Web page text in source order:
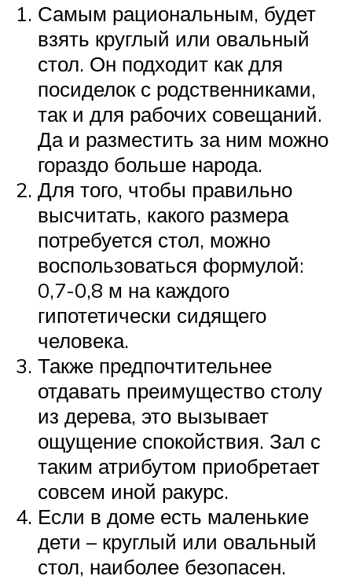
Самым рациональным, будет
взять круглый или овальный
стол. Он подходит как для
посиделок с родственниками,
так и для рабочих совещаний.
Да и разместить за ним можно
гораздо больше народа.
Для того, чтобы правильно
высчитать, какого размера
потребуется стол, можно
воспользоваться формулой:
0,7-0,8 м на каждого
гипотетически сидящего
человека.
Также предпочтительнее
отдавать преимущество столу
из дерева, это вызывает
ощущение спокойствия. Зал с
таким атрибутом приобретает
совсем иной ракурс.
Если в доме есть маленькие
дети – круглый или овальный
стол, наиболее безопасен.